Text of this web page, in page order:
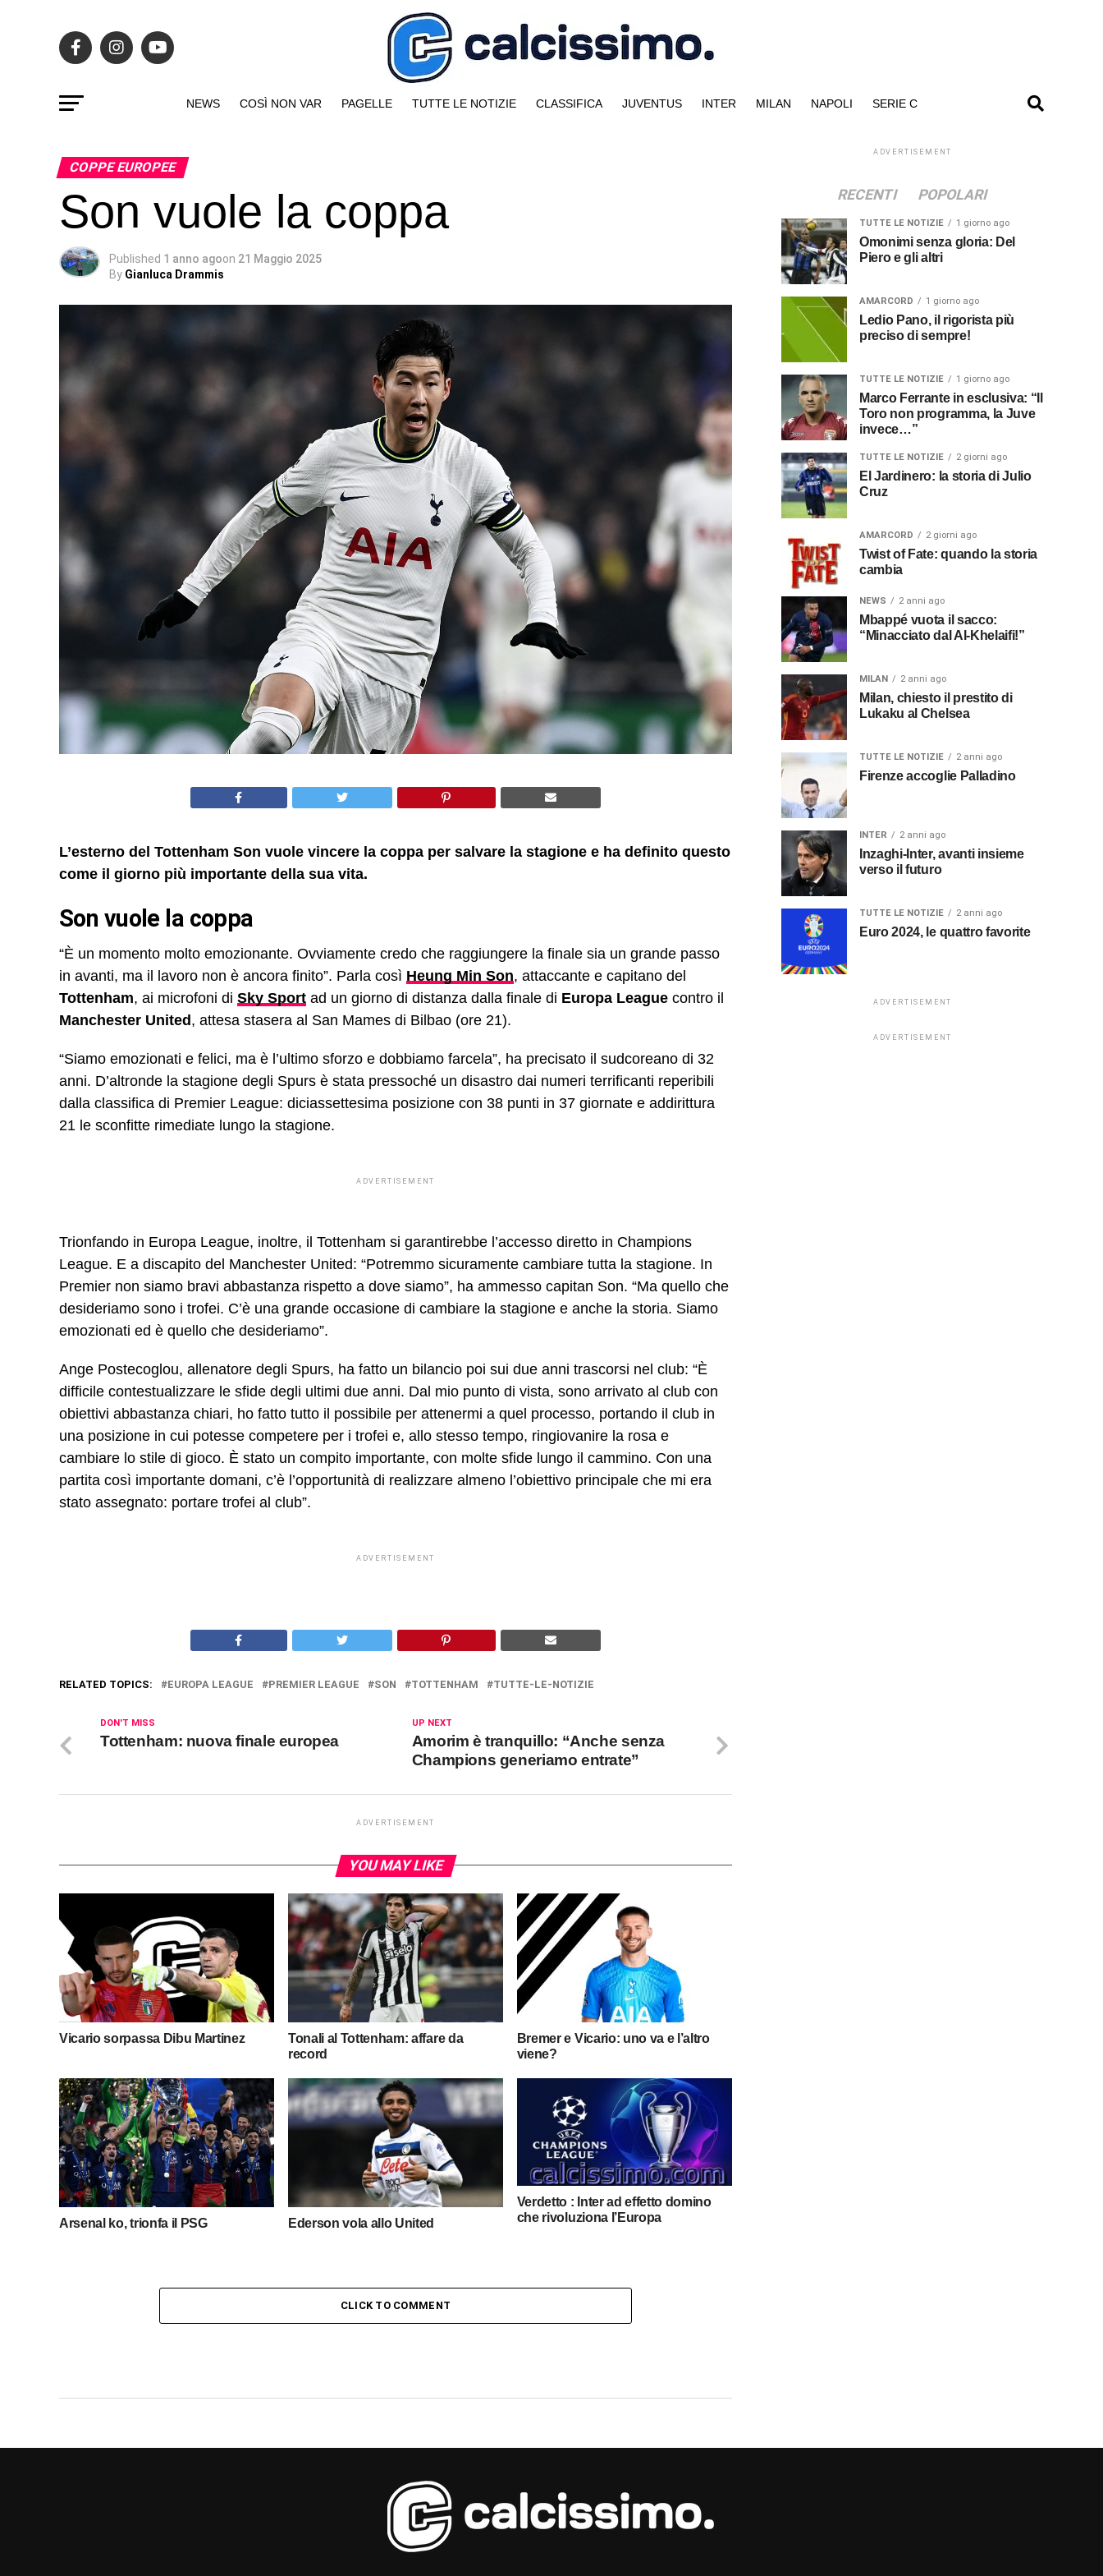
NEWS COSÌ NON VAR PAGELLE TUTTE LE NOTIZIE CLASSIFICA JUVENTUS INTER MILAN NAPOLI SERIE C
COPPE EUROPEE
Son vuole la coppa
Published 1 anno agoon 21 Maggio 2025
By Gianluca Drammis
L’esterno del Tottenham Son vuole vincere la coppa per salvare la stagione e ha definito questo
come il giorno più importante della sua vita.
Son vuole la coppa
“È un momento molto emozionante. Ovviamente credo che raggiungere la finale sia un grande passo
in avanti, ma il lavoro non è ancora finito”. Parla così Heung Min Son, attaccante e capitano del
Tottenham, ai microfoni di Sky Sport ad un giorno di distanza dalla finale di Europa League contro il
Manchester United, attesa stasera al San Mames di Bilbao (ore 21).
“Siamo emozionati e felici, ma è l’ultimo sforzo e dobbiamo farcela”, ha precisato il sudcoreano di 32
anni. D’altronde la stagione degli Spurs è stata pressoché un disastro dai numeri terrificanti reperibili
dalla classifica di Premier League: diciassettesima posizione con 38 punti in 37 giornate e addirittura
21 le sconfitte rimediate lungo la stagione.
ADVERTISEMENT
Trionfando in Europa League, inoltre, il Tottenham si garantirebbe l’accesso diretto in Champions
League. E a discapito del Manchester United: “Potremmo sicuramente cambiare tutta la stagione. In
Premier non siamo bravi abbastanza rispetto a dove siamo”, ha ammesso capitan Son. “Ma quello che
desideriamo sono i trofei. C’è una grande occasione di cambiare la stagione e anche la storia. Siamo
emozionati ed è quello che desideriamo”.
Ange Postecoglou, allenatore degli Spurs, ha fatto un bilancio poi sui due anni trascorsi nel club: “È
difficile contestualizzare le sfide degli ultimi due anni. Dal mio punto di vista, sono arrivato al club con
obiettivi abbastanza chiari, ho fatto tutto il possibile per attenermi a quel processo, portando il club in
una posizione in cui potesse competere per i trofei e, allo stesso tempo, ringiovanire la rosa e
cambiare lo stile di gioco. È stato un compito importante, con molte sfide lungo il cammino. Con una
partita così importante domani, c’è l’opportunità di realizzare almeno l’obiettivo principale che mi era
stato assegnato: portare trofei al club”.
ADVERTISEMENT
RELATED TOPICS: EUROPA LEAGUE PREMIER LEAGUE SON TOTTENHAM TUTTE-LE-NOTIZIE
UP NEXT
Amorim è tranquillo: “Anche senza
Champions generiamo entrate”
DON'T MISS
Tottenham: nuova finale europea
ADVERTISEMENT
YOU MAY LIKE
Vicario sorpassa Dibu Martinez
Tonali al Tottenham: affare da
record
Bremer e Vicario: uno va e l’altro
viene?
Arsenal ko, trionfa il PSG Ederson vola allo United
Verdetto : Inter ad effetto domino
che rivoluziona l’Europa
CLICK TO COMMENT
ADVERTISEMENT
RECENTI POPOLARI
TUTTE LE NOTIZIE 1 giorno ago
Omonimi senza gloria: Del
Piero e gli altri
AMARCORD 1 giorno ago
Ledio Pano, il rigorista più
preciso di sempre!
TUTTE LE NOTIZIE 1 giorno ago
Marco Ferrante in esclusiva: “Il
Toro non programma, la Juve
invece…”
TUTTE LE NOTIZIE 2 giorni ago
El Jardinero: la storia di Julio
Cruz
AMARCORD 2 giorni ago
Twist of Fate: quando la storia
cambia
NEWS 2 anni ago
Mbappé vuota il sacco:
“Minacciato dal Al-Khelaifi!”
MILAN 2 anni ago
Milan, chiesto il prestito di
Lukaku al Chelsea
TUTTE LE NOTIZIE 2 anni ago
Firenze accoglie Palladino
INTER 2 anni ago
Inzaghi-Inter, avanti insieme
verso il futuro
TUTTE LE NOTIZIE 2 anni ago
Euro 2024, le quattro favorite
ADVERTISEMENT
ADVERTISEMENT